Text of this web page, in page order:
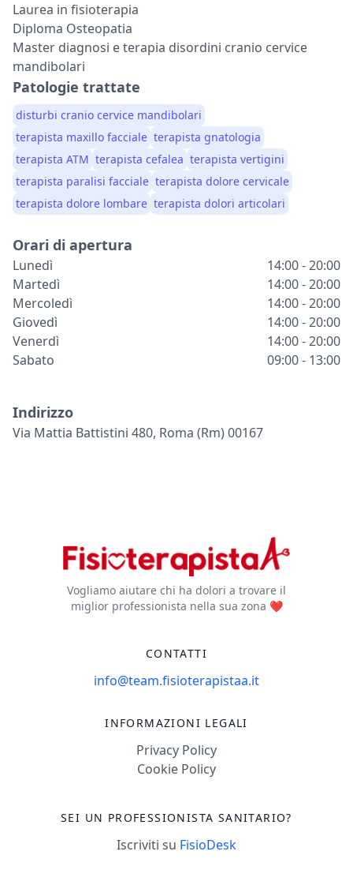
Laurea in fisioterapia
Diploma Osteopatia
Master diagnosi e terapia disordini cranio cervice
mandibolari
Patologie trattate
disturbi cranio cervice mandibolari
terapista maxillo facciale terapista gnatologia
terapista ATM terapista cefalea terapista vertigini
terapista paralisi facciale terapista dolore cervicale
terapista dolore lombare terapista dolori articolari
Orari di apertura
Lunedì
14:00 - 20:00
Martedì
14:00 - 20:00
Mercoledì
14:00 - 20:00
Giovedì
14:00 - 20:00
Venerdì
14:00 - 20:00
Sabato
09:00 - 13:00
Indirizzo
Via Mattia Battistini 480, Roma (rm) 00167
Vogliamo aiutare chi ha dolori a trovare il
miglior professionista nella sua zona ❤️
CONTATTI
info@team.fisioterapistaa.it
INFORMAZIONI LEGALI
Privacy Policy
Cookie Policy
SEI UN PROFESSIONISTA SANITARIO?
Iscriviti su FisioDesk